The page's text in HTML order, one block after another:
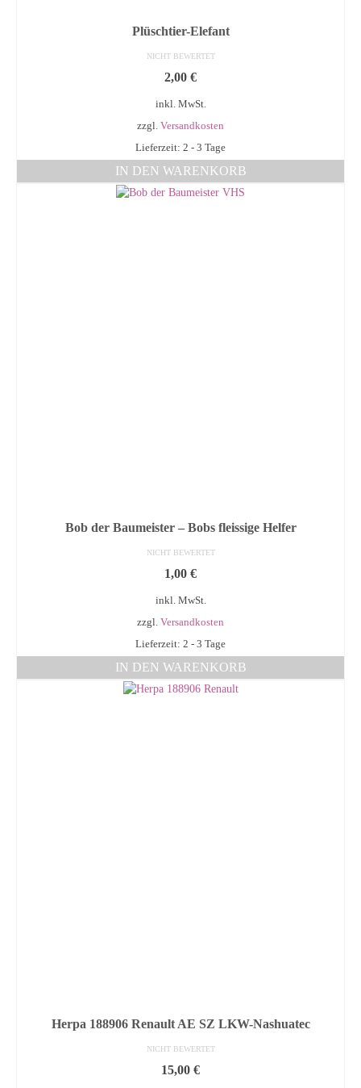
Plüschtier-Elefant
NICHT BEWERTET
2,00 €
inkl. MwSt.
zzgl. Versandkosten
Lieferzeit: 2 - 3 Tage
IN DEN WARENKORB
Bob der Baumeister – Bobs fleissige Helfer
NICHT BEWERTET
1,00 €
inkl. MwSt.
zzgl. Versandkosten
Lieferzeit: 2 - 3 Tage
IN DEN WARENKORB
Herpa 188906 Renault AE SZ LKW-Nashuatec
NICHT BEWERTET
15,00 €